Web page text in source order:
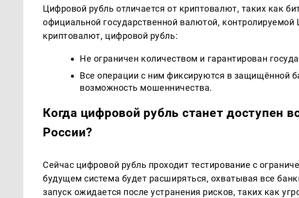
Цифровой рубль отличается от криптовалют, таких как
официальной государственной валютой, контролируемой
криптовалют, цифровой рубль:
Не ограничен количеством и гарантирован
Все операции с ним фиксируются в защищённой
возможность мошенничества.
Когда цифровой рубль станет доступен
России?
Сейчас цифровой рубль проходит тестирование с
будущем система будет расширяться, охватывая все
запуск ожидается после устранения рисков, таких как